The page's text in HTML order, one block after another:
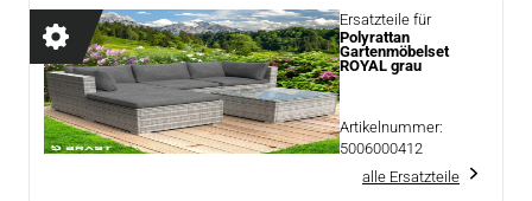
Ersatzteile für
Polyrattan
Gartenmöbelset
ROYAL grau
Artikelnummer:
5006000412
alle Ersatzteile